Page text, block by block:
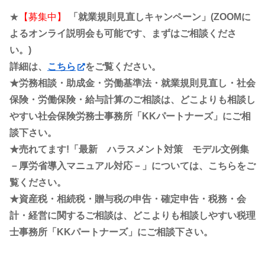
★ 【募集中】
「就業規則見直しキャンペーン」(ZOOMに
よるオンライ説明会も可能です、まずはご相談くださ
い。)
詳細は、
こちら
をご覧ください。
★労務相談・助成金・労働基準法・就業規則見直し・社会
保険・労働保険・給与計算のご相談は、どこよりも相談し
やすい社会保険労務士事務所「KKパートナーズ」にご相
談下さい。
★売れてます!「最新 ハラスメント対策 モデル文例集
－厚労省導入マニュアル対応－」については、こちらをご
覧ください。
★資産税・相続税・贈与税の申告・確定申告・税務・会
計・経営に関するご相談は、どこよりも相談しやすい税理
士事務所「KKパートナーズ」にご相談下さい。